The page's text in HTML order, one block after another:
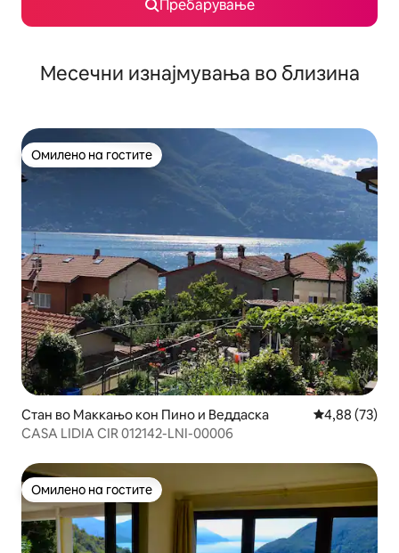
Пребарување
Месечни изнајмувања во близина
Омилено на гостите
Омилено на гостите
Стан во Маккањо кон Пино и Веддаска Просечна
4,88 (73)
CASA LIDIA CIR 012142-LNI-00006
Омилено на гостите
Омилено на гостите